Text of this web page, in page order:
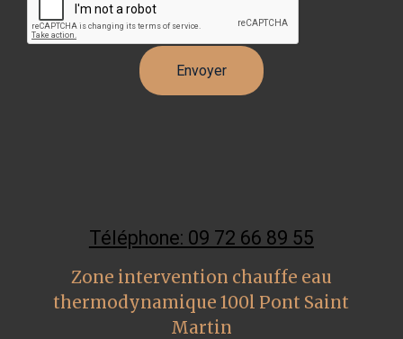
Téléphone: 09 72 66 89 55
Zone intervention chauffe eau
thermodynamique 100l Pont Saint
Martin